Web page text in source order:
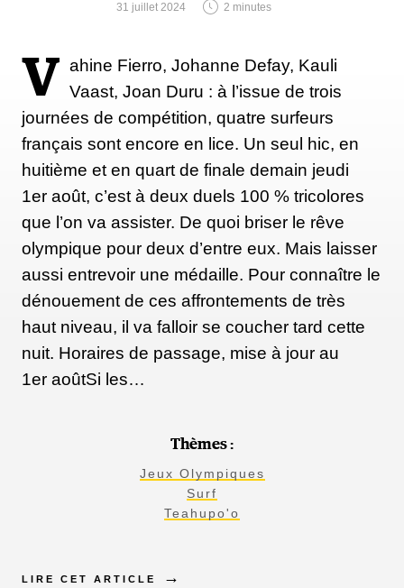
31 juillet 2024 2 minutes
V ahine Fierro, Johanne Defay, Kauli
Vaast, Joan Duru : à l’issue de trois
journées de compétition, quatre surfeurs
français sont encore en lice. Un seul hic, en
huitième et en quart de finale demain jeudi
1er août, c’est à deux duels 100 % tricolores
que l’on va assister. De quoi briser le rêve
olympique pour deux d’entre eux. Mais laisser
aussi entrevoir une médaille. Pour connaître le
dénouement de ces affrontements de très
haut niveau, il va falloir se coucher tard cette
nuit. Horaires de passage, mise à jour au
1er aoûtSi les…
Thèmes :
Jeux Olympiques
Surf
Teahupo'o
LIRE CET ARTICLE